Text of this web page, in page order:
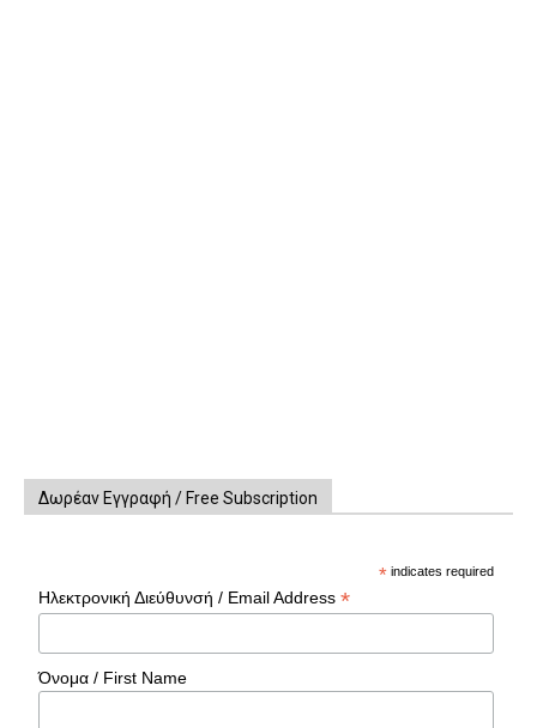
Δωρέαν Εγγραφή / Free Subscription
* indicates required
Ηλεκτρονική Διεύθυνσή / Email Address*
Όνομα / First Name